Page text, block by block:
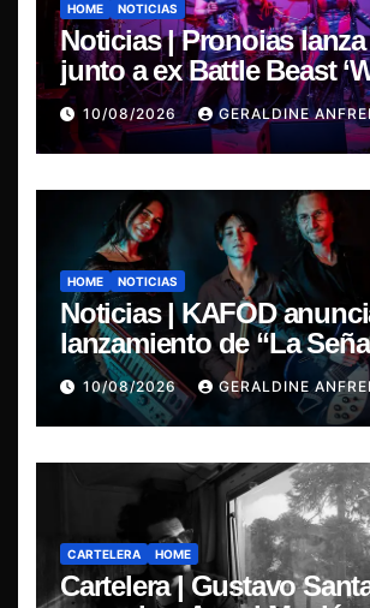
HOME NOTICIAS
Noticias | Pronoias
junto a ex Battle Beast
The Same’ une el metal
Finlandia.
10/08/2026 GERALDINE
HOME NOTICIAS
Noticias | KAFOD
lanzamiento de “La
Encontró”, el primer
su nuevo álbum
10/08/2026 GERALDINE
CARTELERA HOME
Cartelera | Gustavo